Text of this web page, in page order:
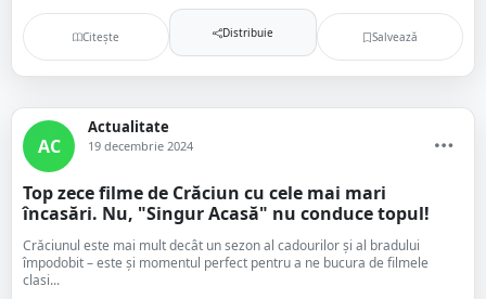
Citește Distribuie Salvează
AC
Actualitate
19 decembrie 2024
Top zece filme de Crăciun cu cele mai mari
încasări. Nu, "Singur Acasă" nu conduce topul!
Crăciunul este mai mult decât un sezon al cadourilor și al bradului
împodobit – este și momentul perfect pentru a ne bucura de filmele
clasi...